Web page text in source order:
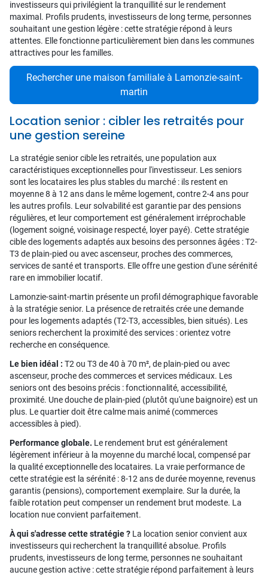
investisseurs qui privilégient la tranquillité sur le rendement
maximal. Profils prudents, investisseurs de long terme, personnes
souhaitant une gestion légère : cette stratégie répond à leurs
attentes. Elle fonctionne particulièrement bien dans les communes
attractives pour les familles.
Rechercher une maison familiale à Lamonzie-saint-
martin
Location senior : cibler les retraités pour
une gestion sereine
La stratégie senior cible les retraités, une population aux
caractéristiques exceptionnelles pour l'investisseur. Les seniors
sont les locataires les plus stables du marché : ils restent en
moyenne 8 à 12 ans dans le même logement, contre 2-4 ans pour
les autres profils. Leur solvabilité est garantie par des pensions
régulières, et leur comportement est généralement irréprochable
(logement soigné, voisinage respecté, loyer payé). Cette stratégie
cible des logements adaptés aux besoins des personnes âgées : T2-
T3 de plain-pied ou avec ascenseur, proches des commerces,
services de santé et transports. Elle offre une gestion d'une sérénité
rare en immobilier locatif.
Lamonzie-saint-martin présente un profil démographique favorable
à la stratégie senior. La présence de retraités crée une demande
pour les logements adaptés (T2-T3, accessibles, bien situés). Les
seniors recherchent la proximité des services : orientez votre
recherche en conséquence.
Le bien idéal : T2 ou T3 de 40 à 70 m², de plain-pied ou avec
ascenseur, proche des commerces et services médicaux. Les
seniors ont des besoins précis : fonctionnalité, accessibilité,
proximité. Une douche de plain-pied (plutôt qu'une baignoire) est un
plus. Le quartier doit être calme mais animé (commerces
accessibles à pied).
Performance globale. Le rendement brut est généralement
légèrement inférieur à la moyenne du marché local, compensé par
la qualité exceptionnelle des locataires. La vraie performance de
cette stratégie est la sérénité : 8-12 ans de durée moyenne, revenus
garantis (pensions), comportement exemplaire. Sur la durée, la
faible rotation peut compenser un rendement brut modeste. La
location nue convient parfaitement.
À qui s'adresse cette stratégie ? La location senior convient aux
investisseurs qui recherchent la tranquillité absolue. Profils
prudents, investisseurs de long terme, personnes ne souhaitant
aucune gestion active : cette stratégie répond parfaitement à leurs